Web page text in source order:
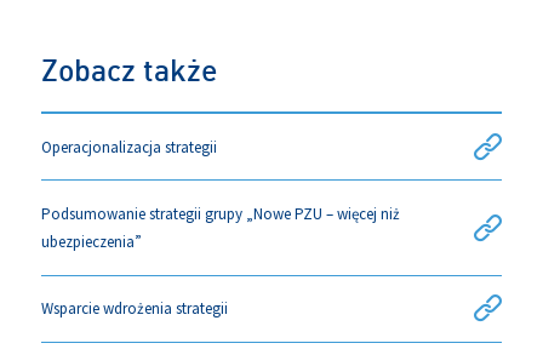
Zobacz także
Operacjonalizacja strategii
Podsumowanie strategii grupy „Nowe PZU – więcej niż
ubezpieczenia”
Wsparcie wdrożenia strategii